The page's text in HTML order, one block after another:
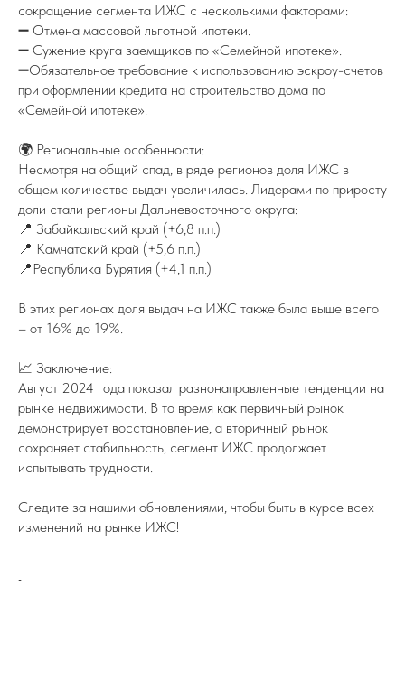
сокращение сегмента ИЖС с несколькими факторами:
➖ Отмена массовой льготной ипотеки.
➖ Сужение круга заемщиков по «Семейной ипотеке».
➖Обязательное требование к использованию эскроу-счетов
при оформлении кредита на строительство дома по
«Семейной ипотеке».
🌍 Региональные особенности:
Несмотря на общий спад, в ряде регионов доля ИЖС в
общем количестве выдач увеличилась. Лидерами по приросту
доли стали регионы Дальневосточного округа:
📍 Забайкальский край (+6,8 п.п.)
📍 Камчатский край (+5,6 п.п.)
📍Республика Бурятия (+4,1 п.п.)
В этих регионах доля выдач на ИЖС также была выше всего
– от 16% до 19%.
📈 Заключение:
Август 2024 года показал разнонаправленные тенденции на
рынке недвижимости. В то время как первичный рынок
демонстрирует восстановление, а вторичный рынок
сохраняет стабильность, сегмент ИЖС продолжает
испытывать трудности.
Следите за нашими обновлениями, чтобы быть в курсе всех
изменений на рынке ИЖС!
-